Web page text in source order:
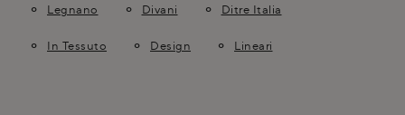
Legnano Divani Ditre Italia
In Tessuto Design Lineari